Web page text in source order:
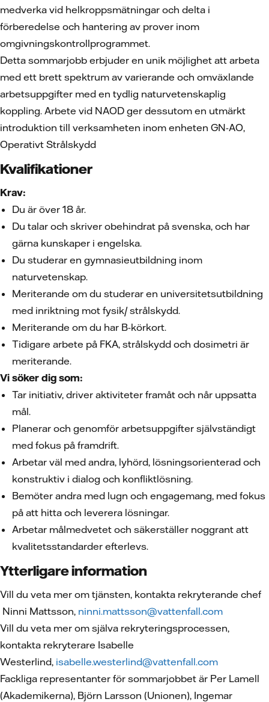
medverka vid helkroppsmätningar och delta i
förberedelse och hantering av prover inom
omgivningskontrollprogrammet.
Detta sommarjobb erbjuder en unik möjlighet att arbeta
med ett brett spektrum av varierande och omväxlande
arbetsuppgifter med en tydlig naturvetenskaplig
koppling. Arbete vid NAOD ger dessutom en utmärkt
introduktion till verksamheten inom enheten GN-AO,
Operativt Strålskydd
Kvalifikationer
Krav:
Du är över 18 år.
Du talar och skriver obehindrat på svenska, och har
gärna kunskaper i engelska.
Du studerar en gymnasieutbildning inom
naturvetenskap.
Meriterande om du studerar en universitetsutbildning
med inriktning mot fysik/ strålskydd.
Meriterande om du har B-körkort.
Tidigare arbete på FKA, strålskydd och dosimetri är
meriterande.
Vi söker dig som:
Tar initiativ, driver aktiviteter framåt och når uppsatta
mål.
Planerar och genomför arbetsuppgifter självständigt
med fokus på framdrift.
Arbetar väl med andra, lyhörd, lösningsorienterad och
konstruktiv i dialog och konfliktlösning.
Bemöter andra med lugn och engagemang, med fokus
på att hitta och leverera lösningar.
Arbetar målmedvetet och säkerställer noggrant att
kvalitetsstandarder efterlevs.
Ytterligare information
Vill du veta mer om tjänsten, kontakta rekryterande chef
Ninni Mattsson, ninni.mattsson@vattenfall.com
Vill du veta mer om själva rekryteringsprocessen,
kontakta rekryterare Isabelle
Westerlind, isabelle.westerlind@vattenfall.com
Fackliga representanter för sommarjobbet är Per Lamell
(Akademikerna), Björn Larsson (Unionen), Ingemar